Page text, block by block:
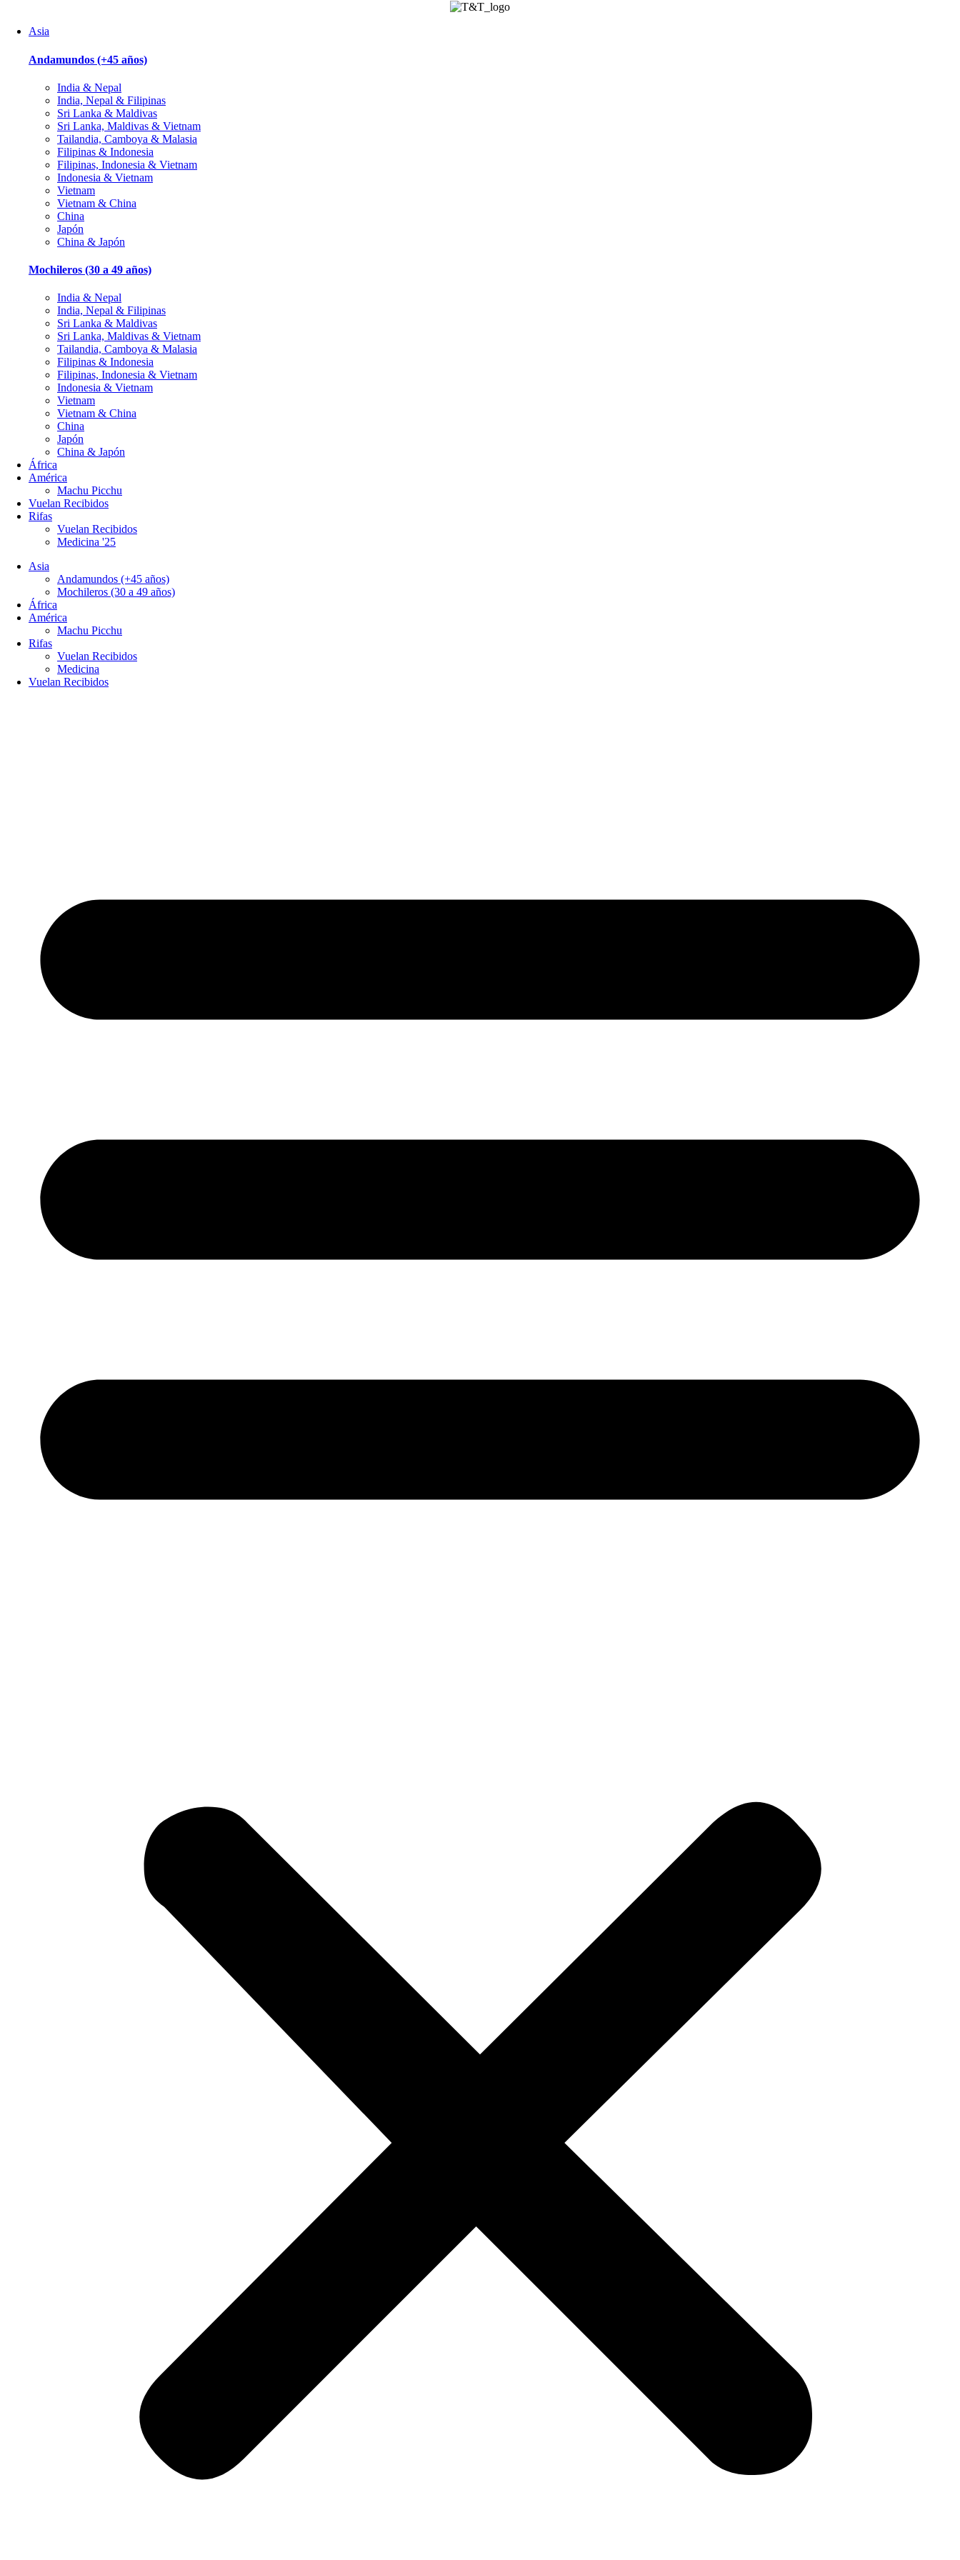
Asia
Andamundos (+45 años)
India & Nepal
India, Nepal & Filipinas
Sri Lanka & Maldivas
Sri Lanka, Maldivas & Vietnam
Tailandia, Camboya & Malasia
Filipinas & Indonesia
Filipinas, Indonesia & Vietnam
Indonesia & Vietnam
Vietnam
Vietnam & China
China
Japón
China & Japón
Mochileros (30 a 49 años)
India & Nepal
India, Nepal & Filipinas
Sri Lanka & Maldivas
Sri Lanka, Maldivas & Vietnam
Tailandia, Camboya & Malasia
Filipinas & Indonesia
Filipinas, Indonesia & Vietnam
Indonesia & Vietnam
Vietnam
Vietnam & China
China
Japón
China & Japón
África
América
Machu Picchu
Vuelan Recibidos
Rifas
Vuelan Recibidos
Medicina '25
Asia
Andamundos (+45 años)
Mochileros (30 a 49 años)
África
América
Machu Picchu
Rifas
Vuelan Recibidos
Medicina
Vuelan Recibidos